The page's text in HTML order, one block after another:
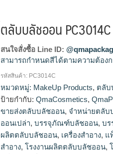
ตลับบลัชออน PC3014C
สนใจสั่งซื้อ Line ID:
สามารถกำหนดสีได้ตามความต้อง
โรงงานผลิตตลับบลัชออน,รับผลิต
ออน,จำหน่ายตลับบลัชออน
รหัสสินค้า: PC3014C
หมวดหมู่: MakeUp Products, ตลับ
ป้ายกำกับ:QmaCosmetics,
ขายส่งตลับบลัชออน, จำหน่ายตลับ
ออนเปล่า,บรรจุภัณฑ์บลัชออน,บร
ผลิตตลับบลัชออน, เครื่องสำอาง, แ
สำอาง,โรงงานผลิตตลับบลัชออน,